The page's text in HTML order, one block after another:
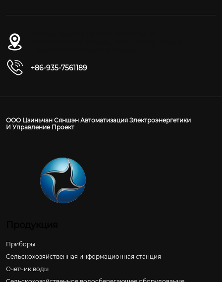
+86-935-7561189
ООО Цзиньчан Сяншэн Автоматизация Электроэнергетики
И Управление Проект
Приборы
Сельскохозяйственная информационная станция
Счетчик воды